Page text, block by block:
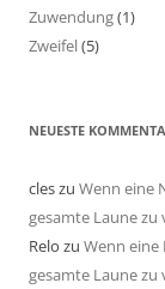
Zuwendung(1)
Zweifel(5)
NEUESTE
cleszu Wenn eine
gesamte Laune
Relo zu Wenn
gesamte Laune